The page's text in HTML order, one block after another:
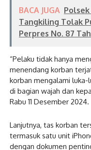
BACA JUGA
Tangkiling Tolak
Perpres No. 87
“Pelaku tidak hanya
menendang korban
korban mengalami luka-
di bagian wajah dan
Rabu 11 Desember 2024.
Lanjutnya, tas korban
termasuk satu unit
dengan dokumen